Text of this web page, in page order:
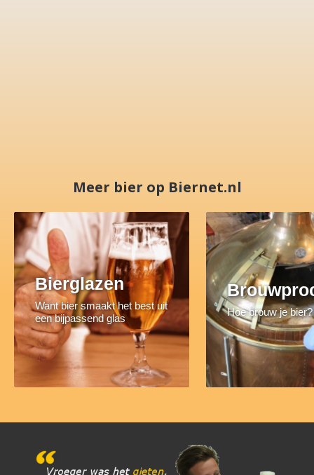
Meer bier op Biernet.nl
Bierglazen
Want bier smaakt het best uit
een bijpassend glas
Hoe brouw je bier?